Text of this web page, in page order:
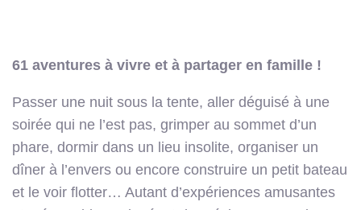
61 aventures à vivre et à partager en famille !
Passer une nuit sous la tente, aller déguisé à une
soirée qui ne l’est pas, grimper au sommet d’un
phare, dormir dans un lieu insolite, organiser un
dîner à l’envers ou encore construire un petit bateau
et le voir flotter… Autant d’expériences amusantes